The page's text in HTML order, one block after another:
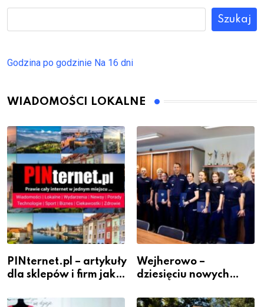
Szukaj
Godzina po godzinie Na 16 dni
WIADOMOŚCI LOKALNE
PINternet.pl – artykuły
dla sklepów i firm jako
widoczność
Wejherowo –
dziesięciu nowych
szeregach Komendy